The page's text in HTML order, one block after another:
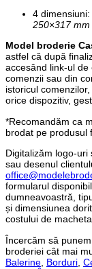
4 dimensiuni:
250×317 mm
Model broderie
astfel că după
accesând link-ul
comenzii sau din
istoricul
orice dispozitiv,
*Recomandăm ca
brodat pe produsul
Digitalizăm logo-
sau desenul
formularul
dumneavoastră,
și dimensiunea
costului de
Încercăm să
broderiei cât mai
Balerine Borduri